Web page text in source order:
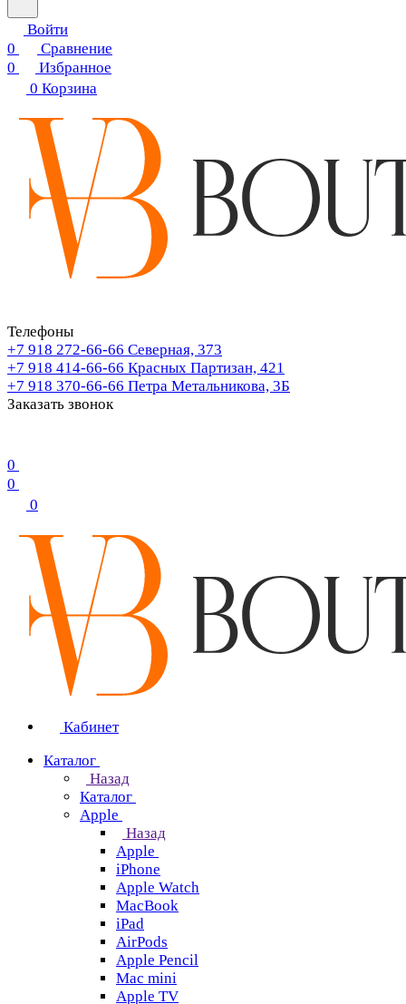
Войти
0
Сравнение
0
Избранное
0 Корзина
Телефоны
+7 918 272-66-66 Северная, 373
+7 918 414-66-66 Красных Партизан, 421
+7 918 370-66-66 Петра Метальникова, 3Б
Заказать звонок
0
0
0
Кабинет
Каталог
Назад
Каталог
Apple
Назад
Apple
iPhone
Apple Watch
MacBook
iPad
AirPods
Apple Pencil
Mac mini
Apple TV